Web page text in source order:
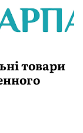
товари